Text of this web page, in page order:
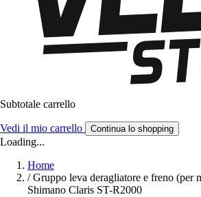
Subtotale carrello
Vedi il mio carrello Continua lo shopping
Loading...
Home
/ Gruppo leva deragliatore e freno (per
Shimano Claris ST-R2000